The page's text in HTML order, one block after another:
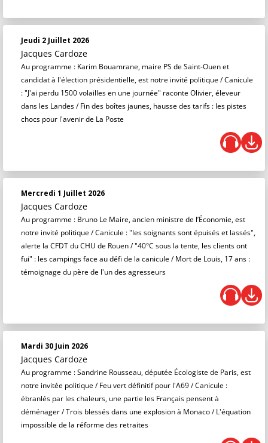
Jeudi 2 Juillet 2026
Jacques Cardoze
Au programme : Karim Bouamrane, maire PS de Saint-Ouen et
candidat à l'élection présidentielle, est notre invité politique / Canicule
: "J'ai perdu 1500 volailles en une journée" raconte Olivier, éleveur
dans les Landes / Fin des boîtes jaunes, hausse des tarifs : les pistes
chocs pour l'avenir de La Poste
Mercredi 1 Juillet 2026
Jacques Cardoze
Au programme : Bruno Le Maire, ancien ministre de l’Économie, est
notre invité politique / Canicule : "les soignants sont épuisés et lassés",
alerte la CFDT du CHU de Rouen / "40°C sous la tente, les clients ont
fui" : les campings face au défi de la canicule / Mort de Louis, 17 ans :
témoignage du père de l'un des agresseurs
Mardi 30 Juin 2026
Jacques Cardoze
Au programme : Sandrine Rousseau, députée Écologiste de Paris, est
notre invitée politique / Feu vert définitif pour l'A69 / Canicule :
ébranlés par les chaleurs, une partie les Français pensent à
déménager / Trois blessés dans une explosion à Monaco / L'équation
impossible de la réforme des retraites